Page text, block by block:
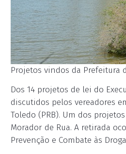
Projetos vindos da Prefeitura
Dos 14 projetos de lei do
discutidos pelos vereadores
Toledo (PRB). Um dos
Morador de Rua. A retirada
Prevenção e Combate às